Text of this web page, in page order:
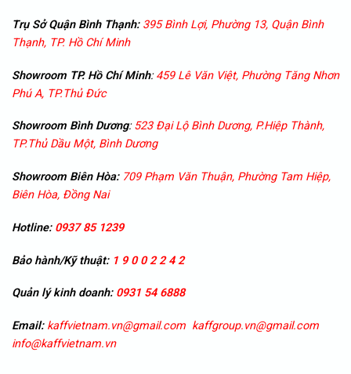
Trụ Sở Quận Bình Thạnh: 395 Bình Lợi, Phường 13, Quận Bình
Thạnh, TP. Hồ Chí Minh
Showroom TP. Hồ Chí Minh:459 Lê Văn Việt, Phường Tăng Nhơn
Phú A, TP.Thủ Đức
Showroom Bình Dương:523 Đại Lộ Bình Dương, P.Hiệp Thành,
TP.Thủ Dầu Một, Bình Dương
Showroom Biên Hòa: 709 Phạm Văn Thuận, Phường Tam Hiệp,
Biên Hòa, Đồng Nai
Hotline:0937 85 1239
Bảo hành/Kỹ thuật: 1 9 0 0 2 2 4 2
Quản lý kinh doanh:0931 54 6888
Email: kaffvietnam.vn@gmail.com kaffgroup.vn@gmail.com
info@kaffvietnam.vn